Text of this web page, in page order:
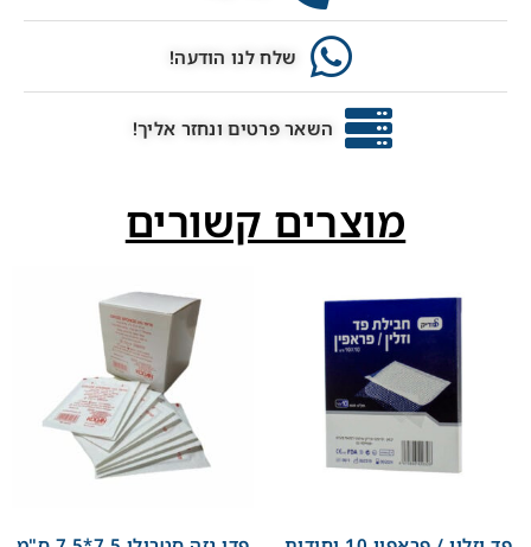
שלח לנו הודעה!
השאר פרטים ונחזר אליך!
מוצרים קשורים